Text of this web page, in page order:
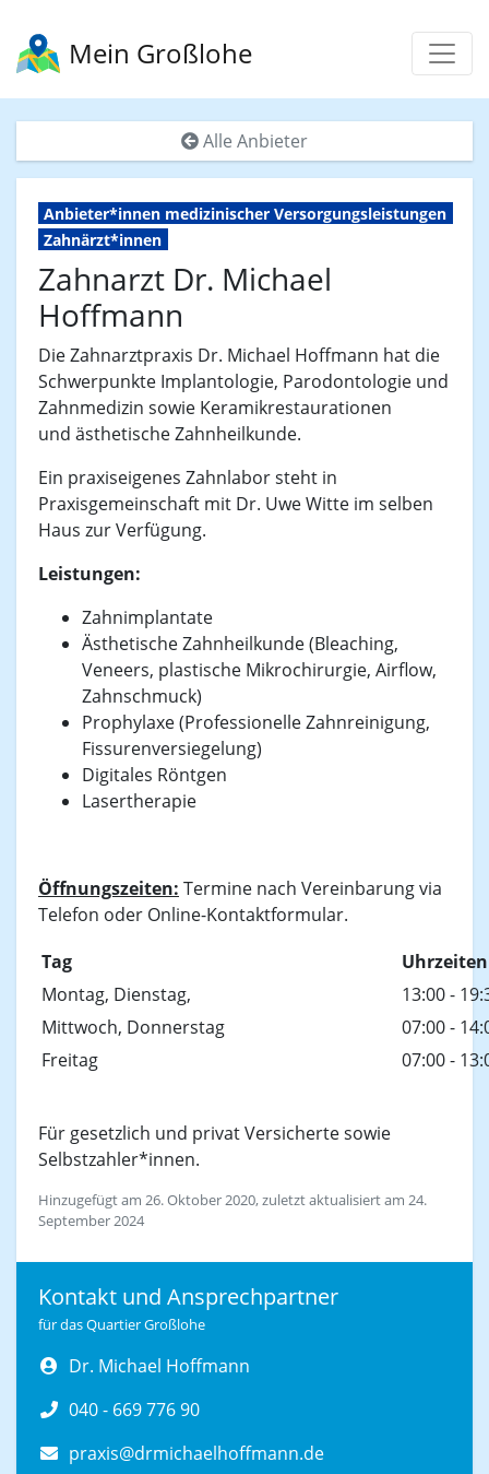
Mein Großlohe
Alle Anbieter
Anbieter*innen medizinischer Versorgungsleistungen
Zahnärzt*innen
Zahnarzt Dr. Michael
Hoffmann
Die Zahnarztpraxis Dr. Michael Hoffmann hat die
Schwerpunkte Implantologie, Parodontologie und
Zahnmedizin sowie Keramikrestaurationen
und ästhetische Zahnheilkunde.
Ein praxiseigenes Zahnlabor steht in
Praxisgemeinschaft mit Dr. Uwe Witte im selben
Haus zur Verfügung.
Leistungen:
Zahnimplantate
Ästhetische Zahnheilkunde (Bleaching,
Veneers, plastische Mikrochirurgie, Airflow,
Zahnschmuck)
Prophylaxe (Professionelle Zahnreinigung,
Fissurenversiegelung)
Digitales Röntgen
Lasertherapie
Öffnungszeiten: Termine nach Vereinbarung via
Telefon oder Online-Kontaktformular.
Tag
Uhrzeiten
Montag, Dienstag,
13:00 -
Mittwoch, Donnerstag
07:00 -
Freitag
07:00 -
Für gesetzlich und privat Versicherte sowie
Selbstzahler*innen.
Hinzugefügt am 26. Oktober 2020, zuletzt aktualisiert am 24.
September 2024
Kontakt und Ansprechpartner
für das Quartier Großlohe
Dr. Michael Hoffmann
040 - 669 776 90
praxis@drmichaelhoffmann.de